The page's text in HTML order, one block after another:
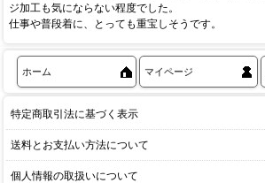
ジ加工も気にならない程度でした。
仕事や普段着に、とっても重宝しそうです。
ホーム マイページ
特定商取引法に基づく表示
送料とお支払い方法について
個人情報の取扱いについて